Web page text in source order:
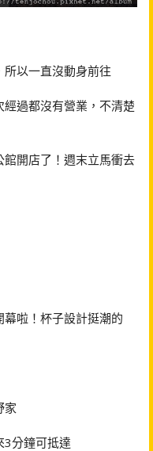
以一直沒動身前往
過都沒有營業，不清楚
開店了！週末立馬衝去
啦！杯子設計挺潮的
家
3分鐘可抵達